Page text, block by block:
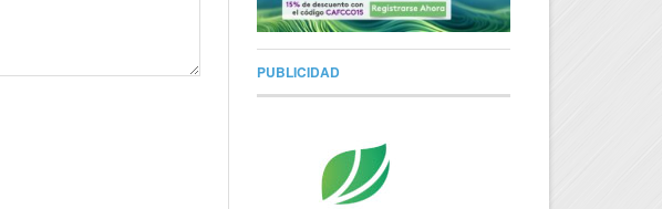
PUBLICIDAD